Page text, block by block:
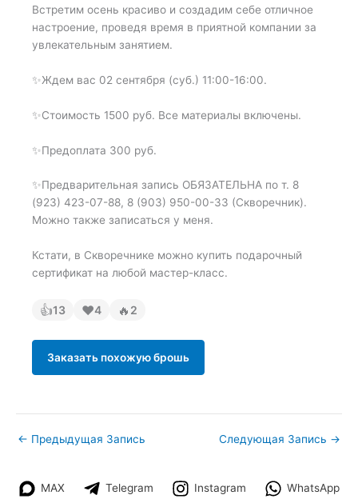
Встретим осень красиво и создадим себе отличное
настроение, проведя время в приятной компании за
увлекательным занятием.
✨Ждем вас 02 сентября (суб.) 11:00-16:00.
✨Стоимость 1500 руб. Все материалы включены.
✨Предоплата 300 руб.
✨Предварительная запись ОБЯЗАТЕЛЬНА по т. 8
(923) 423-07-88, 8 (903) 950-00-33 (Скворечник).
Можно также записаться у меня.
Кстати, в Скворечнике можно купить подарочный
сертификат на любой мастер-класс.
👍13 ❤4 🔥 2
Заказать похожую брошь
← Предыдущая Запись Следующая Запись →
MAX Telegram Instagram WhatsApp